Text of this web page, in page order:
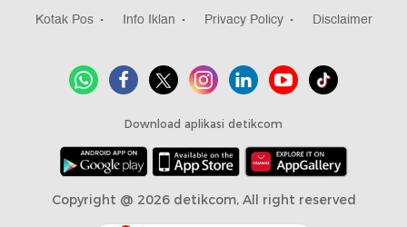
Kotak Pos
Info Iklan Privacy Policy Disclaimer
Download aplikasi detikcom
Copyright @ 2026 detikcom, All right reserved